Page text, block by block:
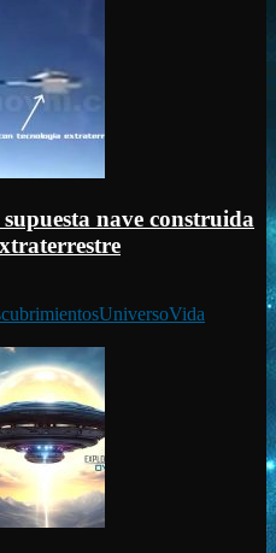
nave construida
UniversoVida